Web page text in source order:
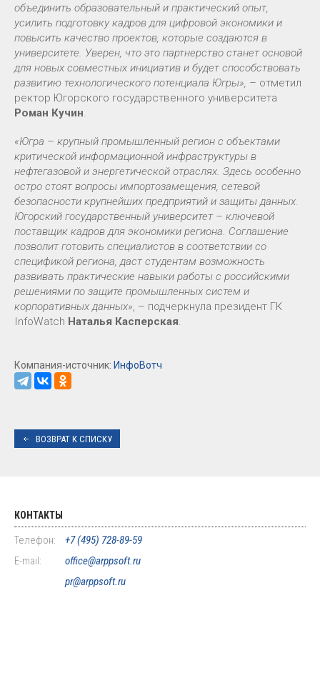
объединить образовательный и практический опыт,
усилить подготовку кадров для цифровой экономики и
повысить качество проектов, которые создаются в
университете. Уверен, что это партнерство станет основой
для новых совместных инициатив и будет способствовать
развитию технологического потенциала Югры», – отметил
ректор Югорского государственного университета
Роман Кучин.
«Югра – крупный промышленный регион с объектами
критической информационной инфраструктуры в
нефтегазовой и энергетической отраслях. Здесь особенно
остро стоят вопросы импортозамещения, сетевой
безопасности крупнейших предприятий и защиты данных.
Югорский государственный университет – ключевой
поставщик кадров для экономики региона. Соглашение
позволит готовить специалистов в соответствии со
спецификой региона, даст студентам возможность
развивать практические навыки работы с российскими
решениями по защите промышленных систем и
корпоративных данных», – подчеркнула президент ГК
InfoWatch Наталья Касперская.
Компания-источник: ИнфоВотч
ВОЗВРАТ К СПИСКУ
КОНТАКТЫ
Телефон:
+7 (495) 728-89-59
E-mail:
office@arppsoft.ru
pr@arppsoft.ru